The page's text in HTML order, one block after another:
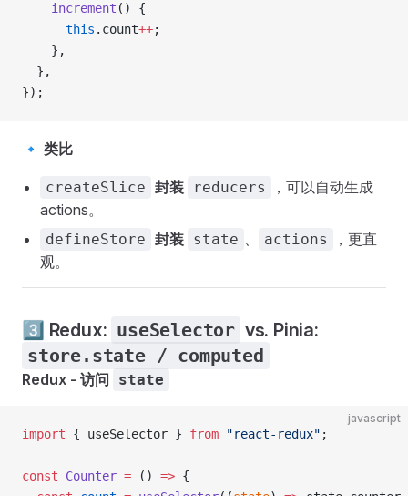
    increment
() {
      this
.count++;
    },
  },
});
🔹 类比
createSlice 封装 reducers
，可以自动生成
actions。
defineStore 封装 state 、 actions
，更直
观。
3️⃣ Redux: useSelector vs. Pinia:
store.state / computed
Redux - 访问 state
javascript
import { useSelector } from "react-redux" ;
const Counter = () => {